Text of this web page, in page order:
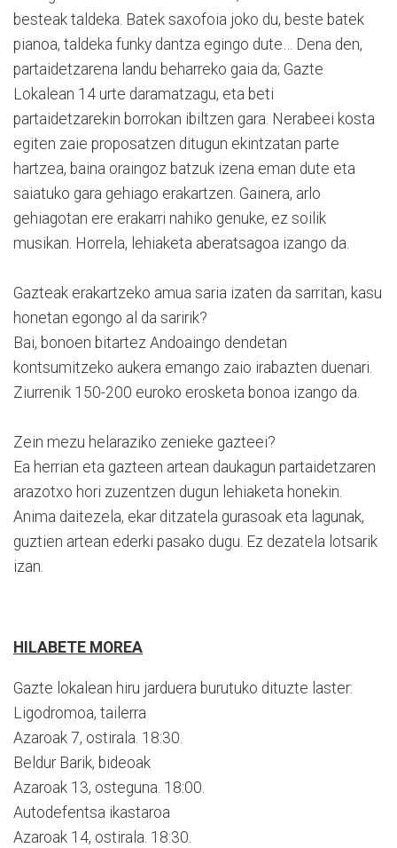
besteak taldeka. Batek saxofoia joko du, beste batek
pianoa, taldeka funky dantza egingo dute… Dena den,
partaidetzarena landu beharreko gaia da; Gazte
Lokalean 14 urte daramatzagu, eta beti
partaidetzarekin borrokan ibiltzen gara. Nerabeei kosta
egiten zaie proposatzen ditugun ekintzatan parte
hartzea, baina oraingoz batzuk izena eman dute eta
saiatuko gara gehiago erakartzen. Gainera, arlo
gehiagotan ere erakarri nahiko genuke, ez soilik
musikan. Horrela, lehiaketa aberatsagoa izango da.
Gazteak erakartzeko amua saria izaten da sarritan, kasu
honetan egongo al da saririk?
Bai, bonoen bitartez Andoaingo dendetan
kontsumitzeko aukera emango zaio irabazten duenari.
Ziurrenik 150-200 euroko erosketa bonoa izango da.
Zein mezu helaraziko zenieke gazteei?
Ea herrian eta gazteen artean daukagun partaidetzaren
arazotxo hori zuzentzen dugun lehiaketa honekin.
Anima daitezela, ekar ditzatela gurasoak eta lagunak,
guztien artean ederki pasako dugu. Ez dezatela lotsarik
izan.
HILABETE MOREA
Gazte lokalean hiru jarduera burutuko dituzte laster:
Ligodromoa, tailerra
Azaroak 7, ostirala. 18:30.
Beldur Barik, bideoak
Azaroak 13, osteguna. 18:00.
Autodefentsa ikastaroa
Azaroak 14, ostirala. 18:30.